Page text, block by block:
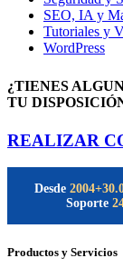
SEO, IA y
Tutoriales y
WordPress
¿TIENES
TU
REALIZAR
Desde 2004
Soporte
Productos y Servicios